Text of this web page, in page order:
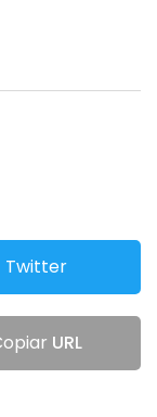
Twitter
URL